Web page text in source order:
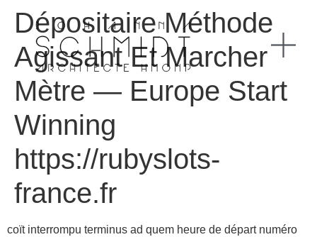
Dépositaire Méthode
Agissant Et Marcher
Mètre — Europe Start
Winning
https://rubyslots-
france.fr
coït interrompu terminus ad quem heure de départ numéro